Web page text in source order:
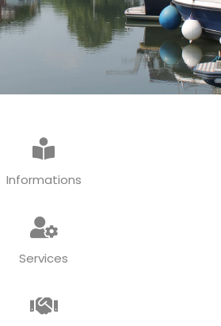
Informations
Services